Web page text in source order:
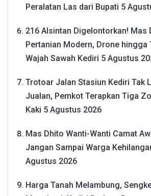
Peralatan Las dari Bupati 5
216 Alsintan Digelontorkan! Mas
Pertanian Modern, Drone hingga
Wajah Sawah Kediri 5 Agustus
Trotoar Jalan Stasiun Kediri Tak
Jualan, Pemkot Terapkan Tiga
Kaki 5 Agustus 2026
Mas Dhito Wanti-Wanti Camat
Jangan Sampai Warga
Agustus 2026
Harga Tanah Melambung,